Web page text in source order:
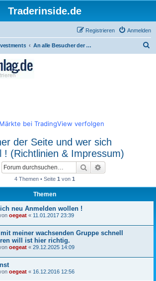
Traderinside.de
Anmelden
Registrieren
An alle Besucher der Seite und wer sich registrieren will ! (Richtlinien & Impressum)
bei TradingView verfolgen
der Seite und wer sich
! (Richtlinien & Impressum)
Suche
4 Themen • Seite 1 von 1
Themen
neu Anmelden wollen !
oegeat « 11.01.2017 23:39
meiner wachsenden Gruppe schnell
will ist hier richtig.
oegeat « 29.12.2025 14:09
oegeat « 16.12.2016 12:56